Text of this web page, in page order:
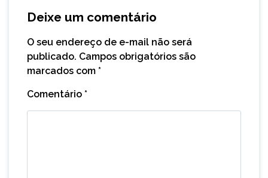
Deixe um comentário
O seu endereço de e-mail não será
publicado. Campos obrigatórios são
marcados com *
Comentário *